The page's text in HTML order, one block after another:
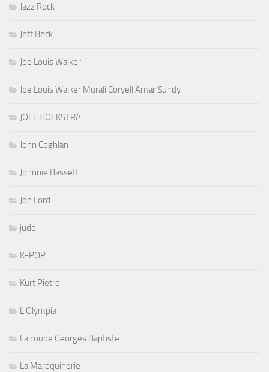
Jazz Rock
Jeff Beck
Joe Louis Walker
Joe Louis Walker Murali Coryell Amar Sundy
JOEL HOEKSTRA
John Coghlan
Johnnie Bassett
Jon Lord
judo
K-POP
Kurt Pietro
L'Olympia
La coupe Georges Baptiste
La Maroquinerie